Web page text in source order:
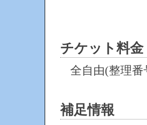
チケット料金
全自由(整理番
補足情報